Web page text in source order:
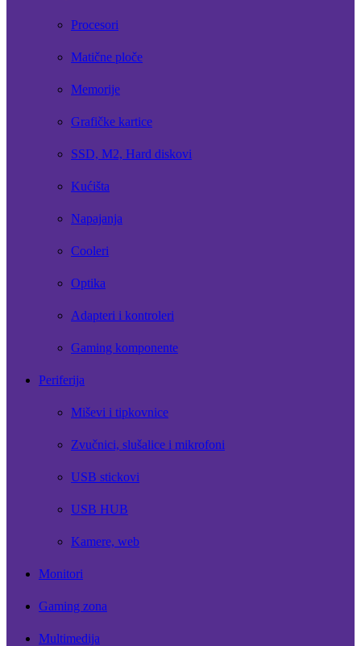
Procesori
Matične ploče
Memorije
Grafičke kartice
SSD, M2, Hard diskovi
Kućišta
Napajanja
Cooleri
Optika
Adapteri i kontroleri
Gaming komponente
Periferija
Miševi i tipkovnice
Zvučnici, slušalice i mikrofoni
USB stickovi
USB HUB
Kamere, web
Monitori
Gaming zona
Multimedija